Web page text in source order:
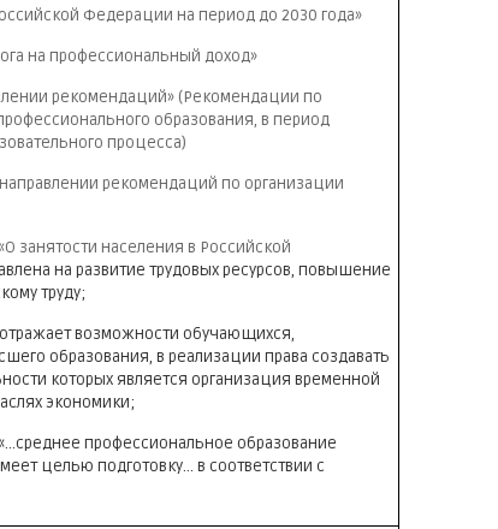
Федерации на период до 2030 года»
на профессиональный доход»
рекомендаций» (Рекомендации по
образования, в период
процесса)
рекомендаций по организации
занятости населения в Российской
на развитие трудовых ресурсов, повышение
труду;
отражает возможности обучающихся,
образования, в реализации права создавать
которых является организация временной
экономики;
профессиональное образование
целью подготовку... в соответствии с